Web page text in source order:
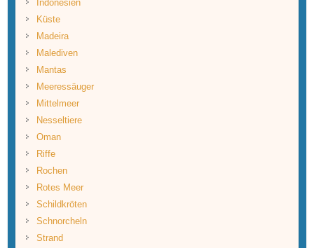
Indonesien
Küste
Madeira
Malediven
Mantas
Meeressäuger
Mittelmeer
Nesseltiere
Oman
Riffe
Rochen
Rotes Meer
Schildkröten
Schnorcheln
Strand